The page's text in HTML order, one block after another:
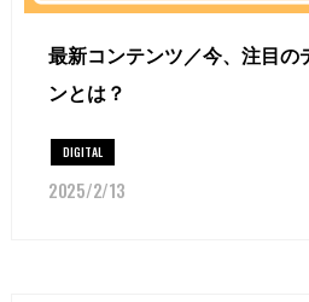
最新コンテンツ／今、注目の
ンとは？
DIGITAL
2025/2/13